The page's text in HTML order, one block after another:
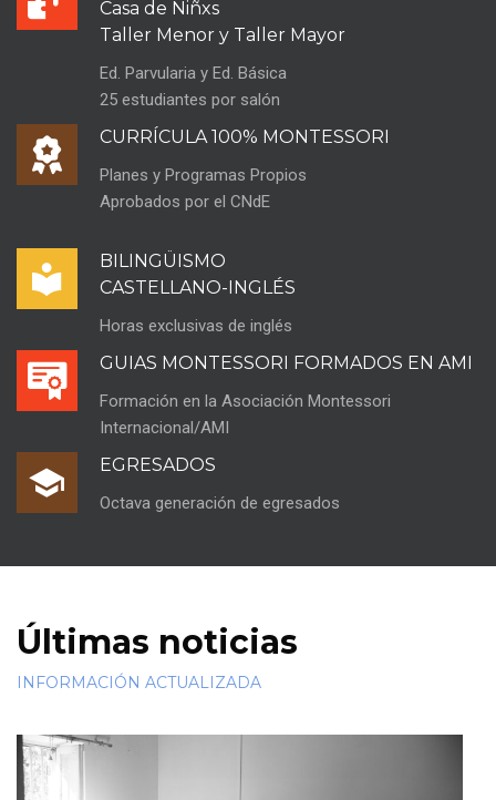
Casa de Niñxs
Taller Menor y Taller Mayor
Ed. Parvularia y Ed. Básica
25 estudiantes por salón
CURRÍCULA 100% MONTESSORI
Planes y Programas Propios
Aprobados por el CNdE
BILINGÜISMO
CASTELLANO-INGLÉS
Horas exclusivas de inglés
GUIAS MONTESSORI FORMADOS EN AMI
Formación en la Asociación Montessori
Internacional/AMI
EGRESADOS
Octava generación de egresados
Últimas noticias
INFORMACIÓN ACTUALIZADA